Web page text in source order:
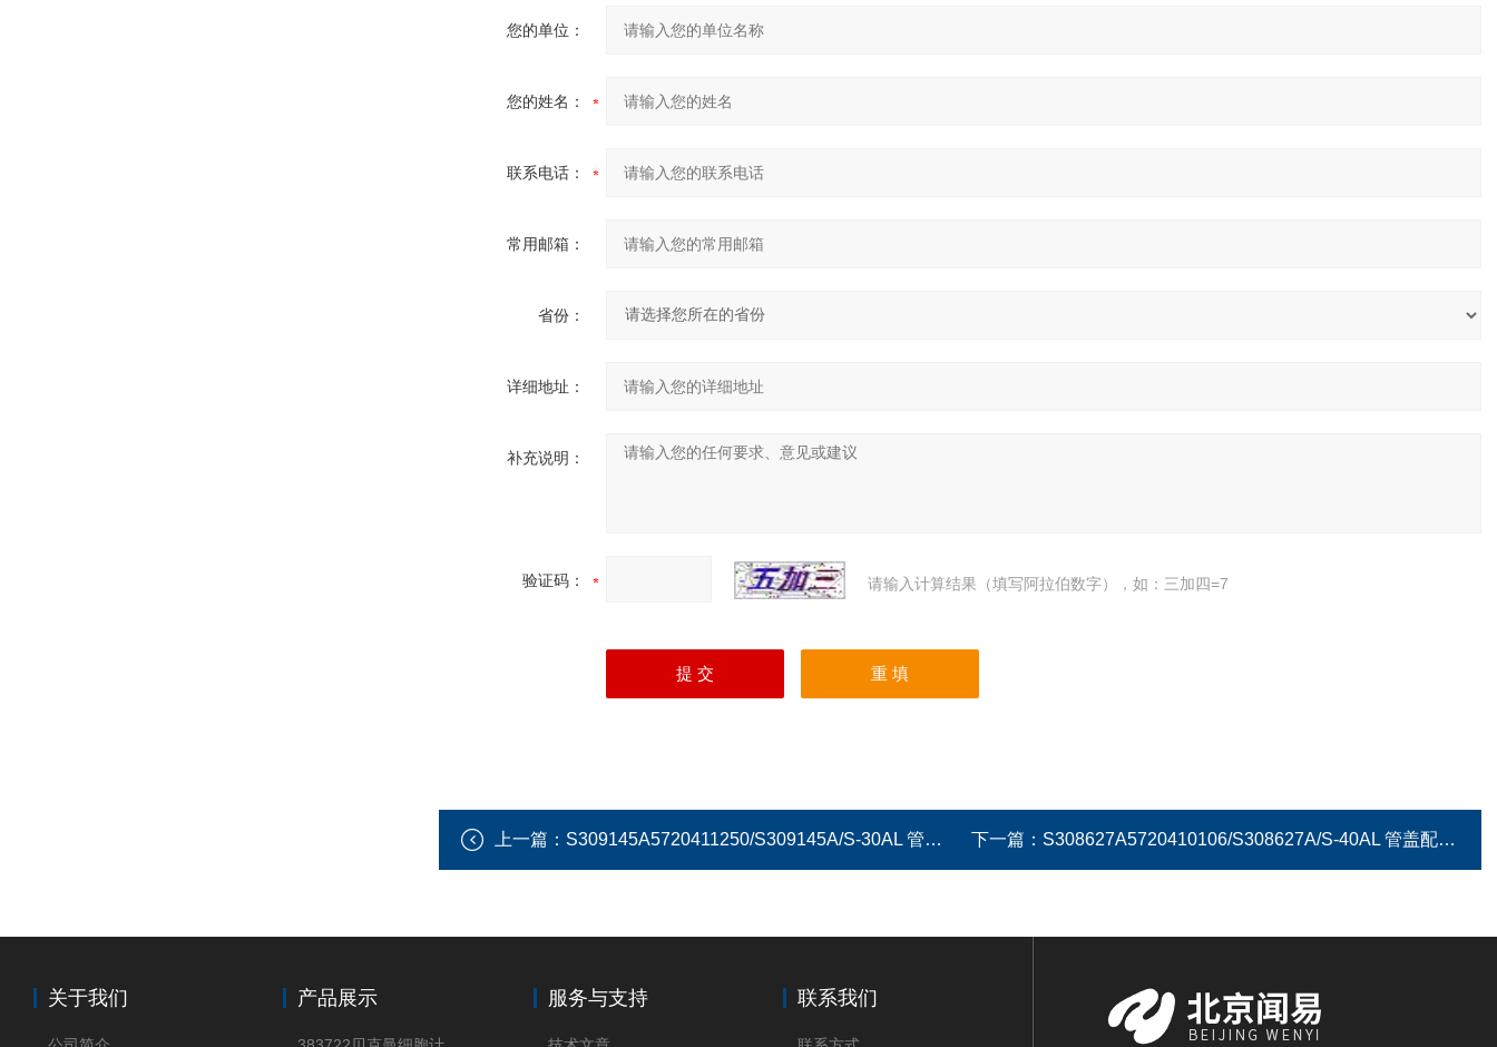
您的单位：
您的姓名：
联系电话：
常用邮箱：
省份：
详细地址：
补充说明：
验证码： 请输入计算结果（填写阿拉伯数字），如：三加四=7
上一篇： S309145A5720411250/S309145A/S-30AL 管盖和工具 下一篇： S308627A5720410106/S308627A/S-40AL 管盖配件
关于我们 产品展示 服务与支持 联系我们